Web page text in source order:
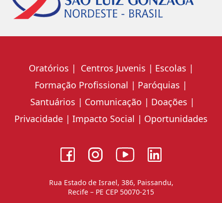
Oratórios Centros Juvenis
Escolas
Formação Profissional
Paróquias
Santuários
Comunicação
Doações
Privacidade
Impacto Social Oportunidades
Rua Estado de Israel, 386, Paissandu,
Recife – PE CEP 50070-215